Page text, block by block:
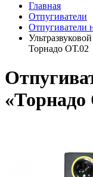
Главная
Отпугиватели
Отпугиватели
Торнадо ОТ.02
«Торнадо